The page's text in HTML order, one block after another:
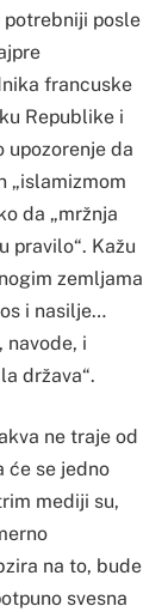
posle
francuske
Republike i
da
„islamizmom
da „mržnja
pravilo“. Kažu
zemljama
i nasilje…
navode, i
država“.
ne traje od
će se jedno
mediji su,
na to, bude
svesna